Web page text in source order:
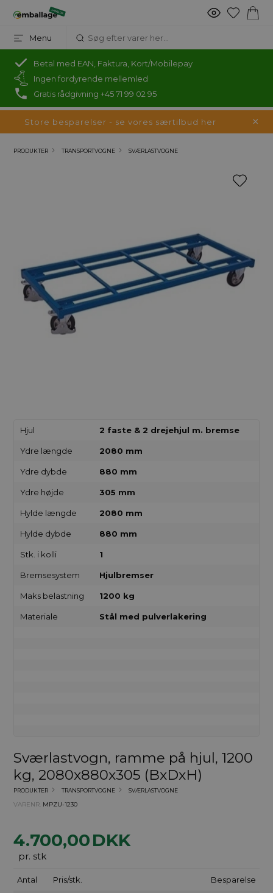
Menu
Betal med EAN, Faktura, Kort/Mobilepay
Ingen fordyrende mellemled
Gratis rådgivning +45 71 99 02 95
Store besparelser - se vores særtilbud her
PRODUKTER TRANSPORTVOGNE SVÆRLASTVOGNE
Hjul 2 faste & 2 drejehjul m. bremse
Ydre længde 2080 mm
Ydre dybde 880 mm
Ydre højde 305 mm
Hylde længde 2080 mm
Hylde dybde 880 mm
Stk. i kolli 1
Bremsesystem Hjulbremser
Maks belastning 1200 kg
Materiale Stål med pulverlakering
Sværlastvogn, ramme på hjul, 1200
kg, 2080x880x305 (BxDxH)
PRODUKTER TRANSPORTVOGNE SVÆRLASTVOGNE
VARENR. MPZU-1230
4.700,00DKK
pr. stk
Antal Pris/stk. Besparelse